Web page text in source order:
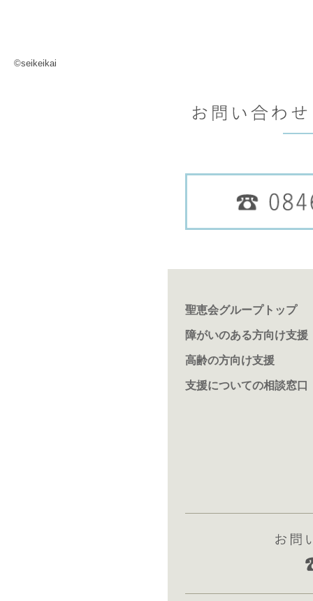
©seikeikai
聖恵会グループトップ
障がいのある方向け支援
高齢の方向け支援
支援についての相談窓口